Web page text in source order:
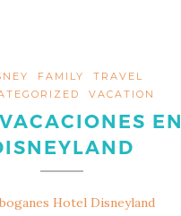
FAMILY
TRAVEL
VACATION
EN